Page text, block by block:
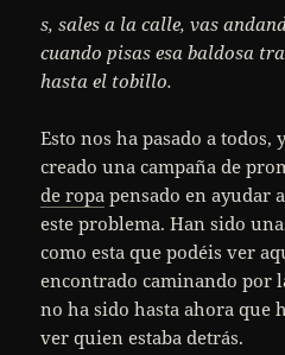
s, sales a la calle, vas
cuando pisas esa baldosa
hasta el tobillo.
Esto nos ha pasado a todos,
creado una campaña de
de ropa pensado en ayudar
este problema. Han sido
como esta que podéis ver
encontrado caminando por
no ha sido hasta ahora que
ver quien estaba detrás.